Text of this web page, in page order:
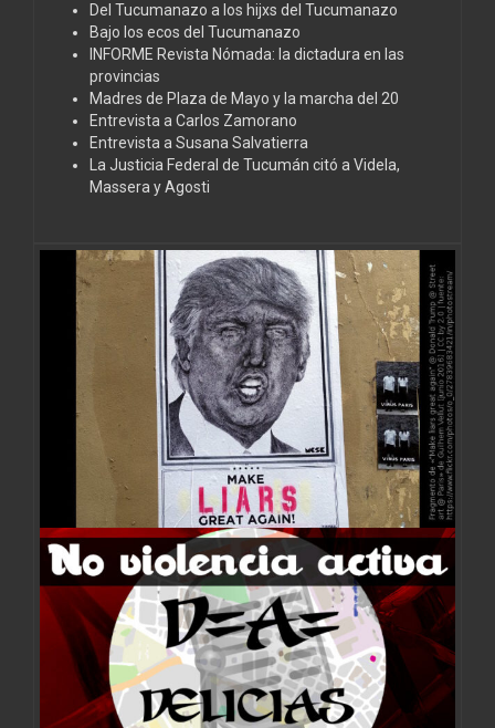
Del Tucumanazo a los hijxs del Tucumanazo
Bajo los ecos del Tucumanazo
INFORME Revista Nómada: la dictadura en las
provincias
Madres de Plaza de Mayo y la marcha del 20
Entrevista a Carlos Zamorano
Entrevista a Susana Salvatierra
La Justicia Federal de Tucumán citó a Videla,
Massera y Agosti